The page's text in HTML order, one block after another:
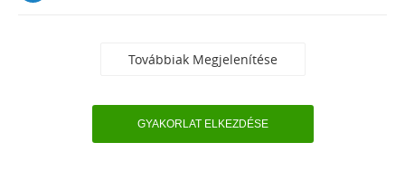
Továbbiak Megjelenítése
GYAKORLAT ELKEZDÉSE